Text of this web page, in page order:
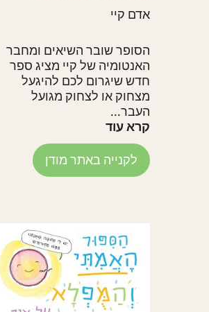
אדם קיי
הסופר שובר השיאים ומחבר
האנטומיה של קיי מציג ספר
חדש שיגרום לכם להיגעל
מצחוק או לצחוק מגועל
העבר...
קרא עוד
לקנייה באתר מודן